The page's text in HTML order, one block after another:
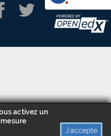
activez un
J'accepte